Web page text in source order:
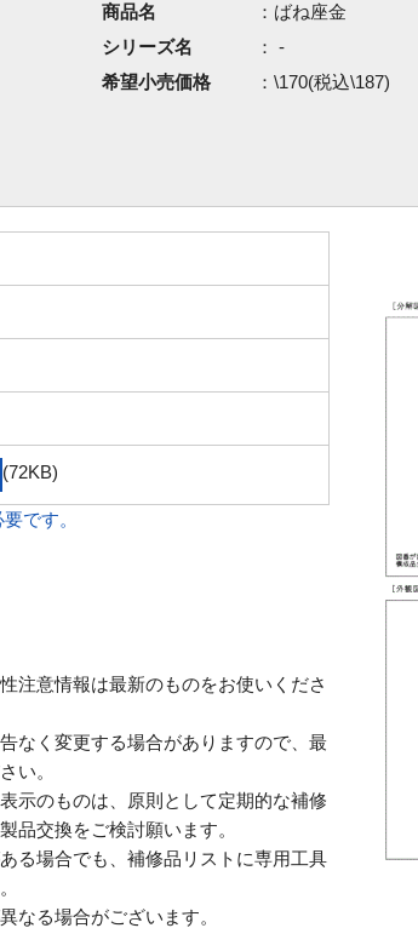
商品名
：ばね座金
シリーズ名
： -
希望小売価格
：\170(税込\187)
(72KB)
です。
注意情報は最新のものをお使いくださ
なく変更する場合がありますので、最
い。
のものは、原則として定期的な補修
品交換をご検討願います。
る場合でも、補修品リストに専用工具
なる場合がございます。